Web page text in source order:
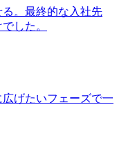
。最終的な入社先
した。
げたいフェーズで一